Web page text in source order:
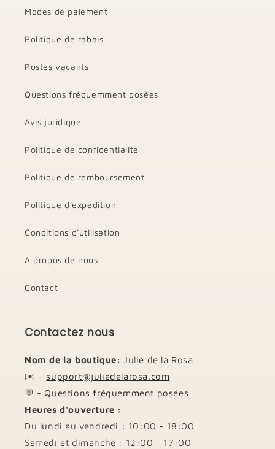
Modes de paiement
Politique de rabais
Postes vacants
Questions fréquemment posées
Avis juridique
Politique de confidentialité
Politique de remboursement
Politique d'expédition
Conditions d'utilisation
A propos de nous
Contact
Contactez nous
Nom de la boutique: Julie de la Rosa
✉️ - support@juliedelarosa.com
💬 - Questions fréquemment posées
Heures d'ouverture :
Du lundi au vendredi : 10:00 - 18:00
Samedi et dimanche : 12:00 - 17:00